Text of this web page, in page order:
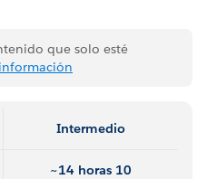
que solo esté
Intermedio
~14 horas 10